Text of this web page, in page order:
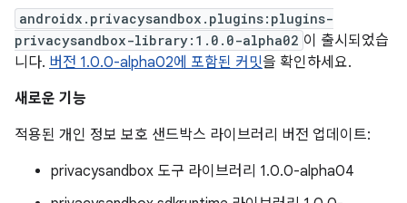
androidx.privacysandbox.plugins:plugins-
privacysandbox-library:1.0.0-alpha02 이 출시되었습
니다. 버전 1.0.0-alpha02에 포함된 커밋을 확인하세요.
새로운 기능
적용된 개인 정보 보호 샌드박스 라이브러리 버전 업데이트:
privacysandbox 도구 라이브러리 1.0.0-alpha04